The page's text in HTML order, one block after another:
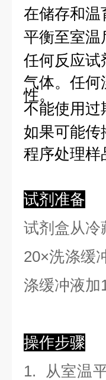
在储存和温
平衡至室温
任何反应试
气体。任何
性。
不能使用过
如果可能传
程序处理样
试剂准备
试剂盒从冷
20×洗涤缓
涤缓冲液加
操作步骤
1. 从室温